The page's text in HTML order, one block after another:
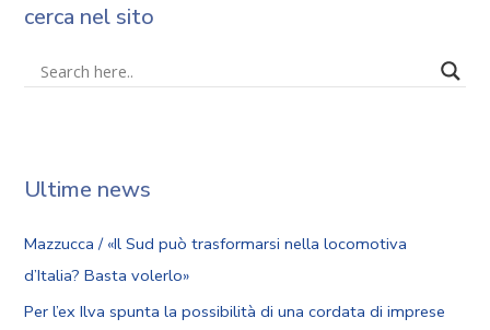
cerca nel sito
Ultime news
Mazzucca / «Il Sud può trasformarsi nella locomotiva
d’Italia? Basta volerlo»
Per l’ex Ilva spunta la possibilità di una cordata di imprese